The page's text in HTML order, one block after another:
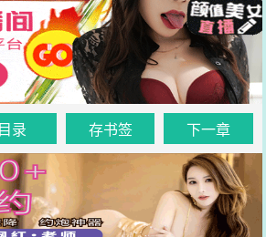
目录 存书签 下一章